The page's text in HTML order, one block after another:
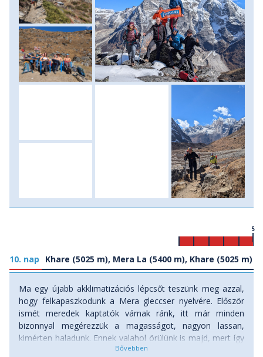
10. nap Khare (5025 m), Mera La (5400 m), Khare (5025 m)
5
Ma egy újabb akklimatizációs lépcsőt teszünk meg azzal,
hogy felkapaszkodunk a Mera gleccser nyelvére. Először
ismét meredek kaptatók várnak ránk, itt már minden
bizonnyal megérezzük a magasságot, nagyon lassan,
kimérten haladunk. Ennek valahol örülünk is majd, mert így
lesz időnk és lehetőségünk újra és újra fényképezni azt a